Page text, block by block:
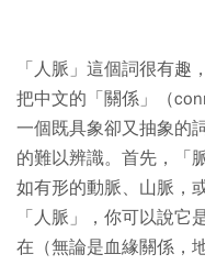
「人脈」這個詞很有
把中文的「關係」（
一個既具象卻又抽象的
的難以辨識。首先，「
如有形的動脈、山脈，
「人脈」，你可以說
在（無論是血緣關係，